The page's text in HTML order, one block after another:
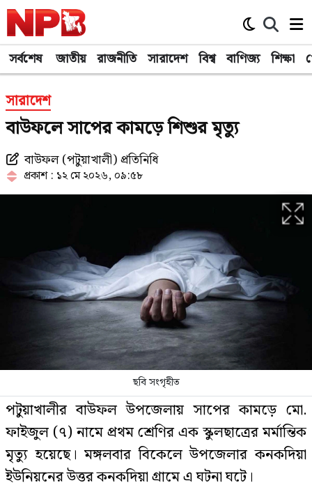
সর্বশেষ জাতীয় রাজনীতি সারাদেশ বিশ্ব বাণিজ্য শিক্ষা
সারাদেশ
বাউফলে সাপের কামড়ে শিশুর মৃত্যু
বাউফল (পটুয়াখালী) প্রতিনিধি
প্রকাশ : ১২ মে ২০২৬, ০৯:৫৮
ছবি সংগৃহীত
পটুয়াখালীর বাউফল উপজেলায় সাপের কামড়ে মো.
ফাইজুল (৭) নামে প্রথম শ্রেণির এক স্কুলছাত্রের মর্মান্তিক
মৃত্যু হয়েছে। মঙ্গলবার বিকেলে উপজেলার কনকদিয়া
ইউনিয়নের উত্তর কনকদিয়া গ্রামে এ ঘটনা ঘটে।